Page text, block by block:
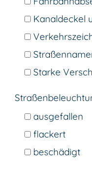
Kanaldeckel
Starke
ausgefallen
flackert
beschädigt